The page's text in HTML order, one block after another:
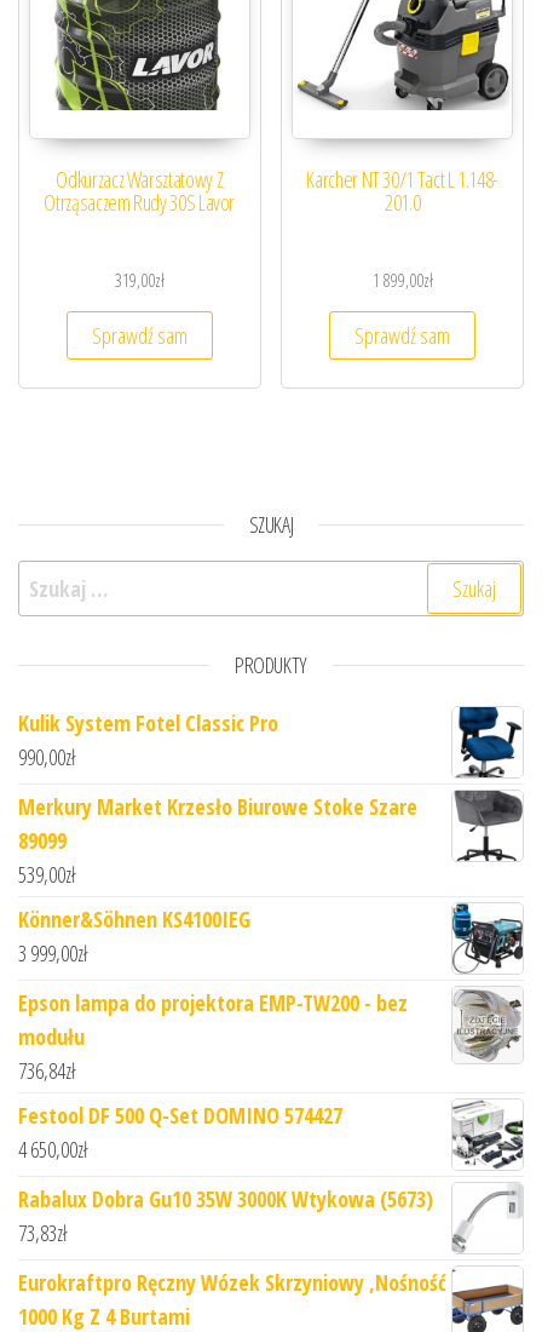
Odkurzacz Warsztatowy Z
Otrząsaczem Rudy 30S Lavor
319,00zł
Sprawdź sam
Karcher NT 30/1 Tact L 1.148-
201.0
1 899,00zł
Sprawdź sam
SZUKAJ
Szukaj:
PRODUKTY
Kulik System Fotel Classic Pro
990,00zł
Merkury Market Krzesło Biurowe Stoke Szare
89099
539,00zł
Könner&Söhnen KS4100IEG
3 999,00zł
Epson lampa do projektora EMP-TW200 - bez
modułu
736,84zł
Festool DF 500 Q-Set DOMINO 574427
4 650,00zł
Rabalux Dobra Gu10 35W 3000K Wtykowa (5673)
73,83zł
Eurokraftpro Ręczny Wózek Skrzyniowy ,Nośność
1000 Kg Z 4 Burtami